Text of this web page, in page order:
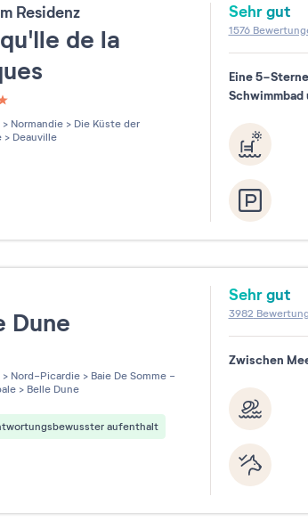
Residenz
de la
sur 5
> Normandie > Die Küste der
> Deauville
Sehr gut
1576
Eine 5-
Schwimmbad
Dune
sur 5
> Nord-Picardie > Baie De Somme -
> Belle Dune
aufenthalt
Sehr gut
3982
Zwischen